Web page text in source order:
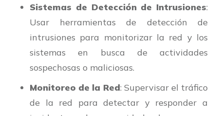
Sistemas de Detección de Intrusiones:
Usar herramientas de detección de
intrusiones para monitorizar la red y los
sistemas en busca de actividades
sospechosas o maliciosas.
Monitoreo de la Red: Supervisar el tráfico
de la red para detectar y responder a